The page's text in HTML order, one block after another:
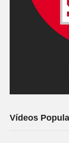
Vídeos